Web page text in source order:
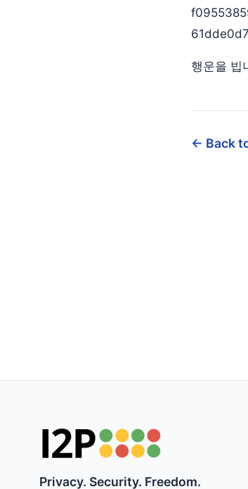
행운을 빕
← Back
Privacy. Security. Freedom.